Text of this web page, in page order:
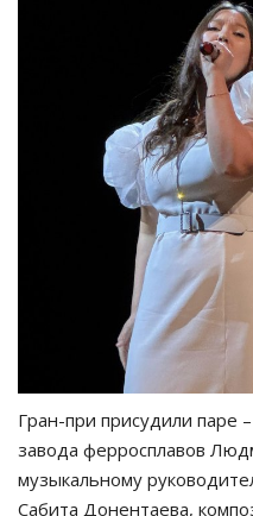
Гран-при присудили паре
завода ферросплавов
музыкальному
Сабита Донентаева,